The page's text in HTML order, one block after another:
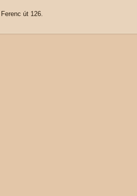
út 126.